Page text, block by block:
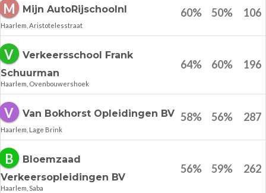
M Mijn AutoRijschoolnl
Haarlem, Aristotelesstraat
60% 50% 106
V
Verkeersschool Frank
Schuurman
Haarlem, Ovenbouwershoek
64% 60% 196
V Van Bokhorst Opleidingen BV
Haarlem, Lage Brink
58% 56% 287
B
Bloemzaad
Verkeersopleidingen BV
Haarlem, Saba
56% 59% 262